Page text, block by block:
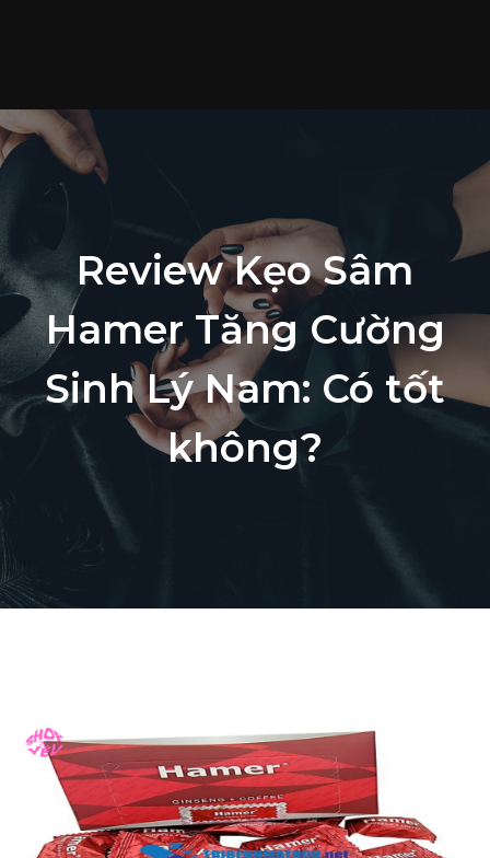
Review Kẹo Sâm
Hamer Tăng Cường
Sinh Lý Nam: Có tốt
không?